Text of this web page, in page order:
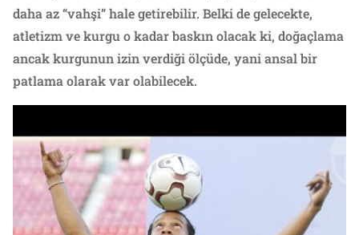
daha az “vahşi” hale getirebilir. Belki de gelecekte,
atletizm ve kurgu o kadar baskın olacak ki, doğaçlama
ancak kurgunun izin verdiği ölçüde, yani ansal bir
patlama olarak var olabilecek.